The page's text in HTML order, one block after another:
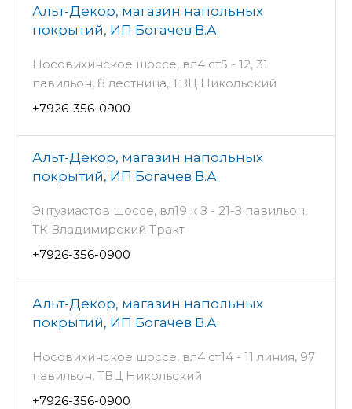
Альт-Декор, магазин напольных
покрытий, ИП Богачев В.А.
Носовихинское шоссе, вл4 ст5 - 12, 31
павильон, 8 лестница, ТВЦ Никольский
+7926-356-0900
Альт-Декор, магазин напольных
покрытий, ИП Богачев В.А.
Энтузиастов шоссе, вл19 к З - 21-З павильон,
ТК Владимирский Тракт
+7926-356-0900
Альт-Декор, магазин напольных
покрытий, ИП Богачев В.А.
Носовихинское шоссе, вл4 ст14 - 11 линия, 97
павильон, ТВЦ Никольский
+7926-356-0900